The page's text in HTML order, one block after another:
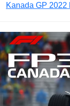
Kanada GP